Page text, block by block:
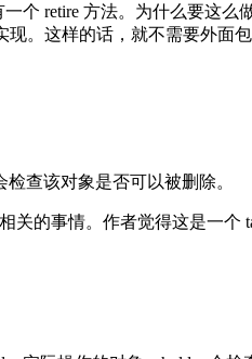
一个 retire 方法。为什么要这
。这样的话，就不需要外面
检查该对象是否可以被删除。
关的事情。作者觉得这是一个